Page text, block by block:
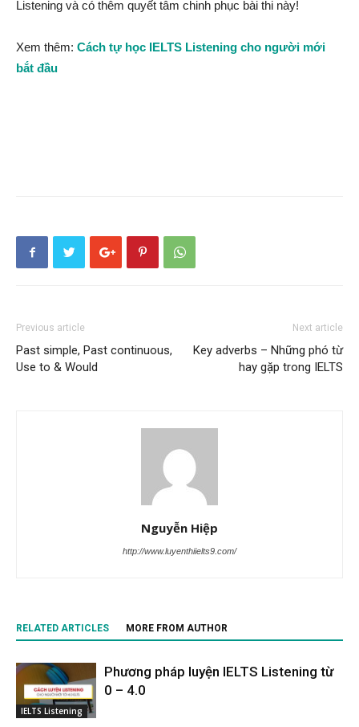
Listening và có thêm quyết tâm chinh phục bài thi này!
Xem thêm: Cách tự học IELTS Listening cho người mới
bắt đầu
Previous article
Past simple, Past continuous,
Use to & Would
Next article
Key adverbs – Những phó từ
hay gặp trong IELTS
Nguyễn Hiệp
http://www.luyenthiielts9.com/
RELATED ARTICLES MORE FROM AUTHOR
IELTS Listening
Phương pháp luyện IELTS Listening từ
0 – 4.0